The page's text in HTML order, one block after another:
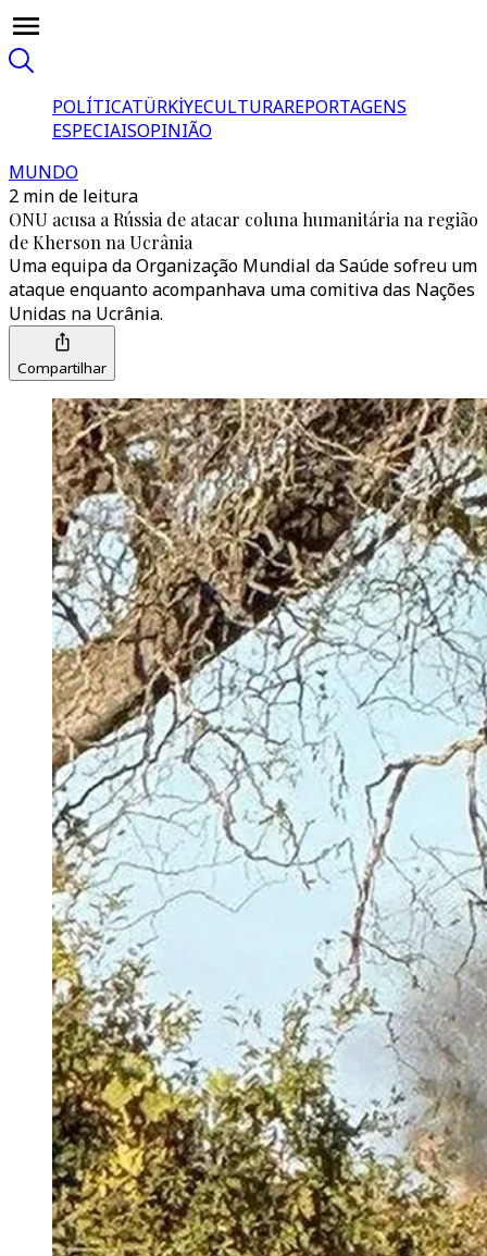
POLÍTICATÜRKİYECULTURAREPORTAGENS
ESPECIAISOPINIÃO
MUNDO
2 min de leitura
ONU acusa a Rússia de atacar coluna humanitária na região
de Kherson na Ucrânia
Uma equipa da Organização Mundial da Saúde sofreu um
ataque enquanto acompanhava uma comitiva das Nações
Unidas na Ucrânia.
Compartilhar